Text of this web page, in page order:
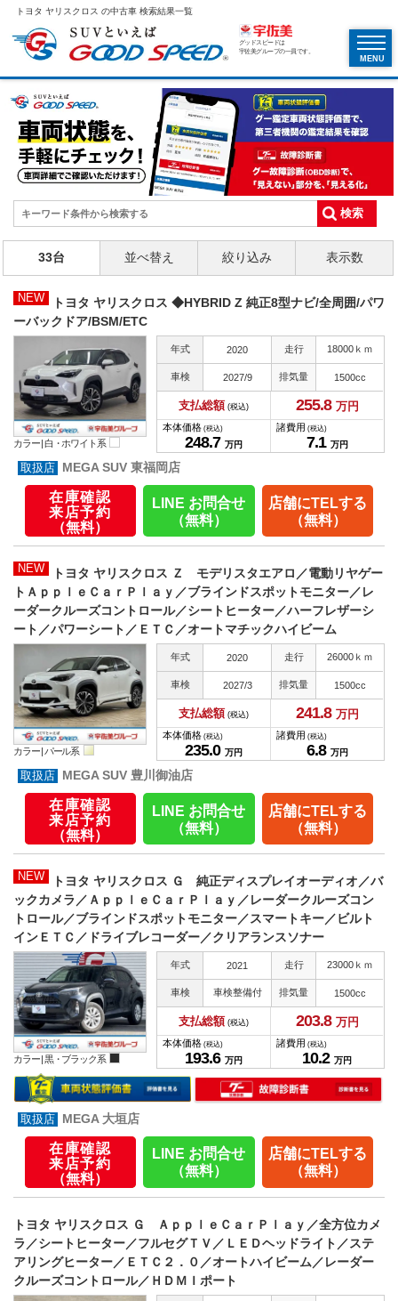
トヨタ ヤリスクロス の中古車 検索結果一覧
グッドスピードは
宇佐美グループの一員です。
MENU
33台 並べ替え 絞り込み 表示数
NEW
トヨタ ヤリスクロス ◆HYBRID Z 純正8型ナビ/全周囲/パワ
ーバックドア/BSM/ETC
カラー |白・ホワイト系
年式 2020 走行 18000ｋｍ
車検 2027/9 排気量 1500cc
支払総額 (税込) 255.8 万円
本体価格 (税込)
248.7 万円
諸費用 (税込)
7.1 万円
MEGA SUV 東福岡店
在庫確認
来店予約
（無料）
LINE お問合せ
（無料）
店舗にTELする
（無料）
NEW
トヨタ ヤリスクロス Ｚ モデリスタエアロ／電動リヤゲー
トＡｐｐｌｅＣａｒＰｌａｙ／ブラインドスポットモニター／レ
ーダークルーズコントロール／シートヒーター／ハーフレザーシ
ート／パワーシート／ＥＴＣ／オートマチックハイビーム
カラー | パール系
年式 2020 走行 26000ｋｍ
車検 2027/3 排気量 1500cc
支払総額 (税込) 241.8 万円
本体価格 (税込)
235.0 万円
諸費用 (税込)
6.8 万円
MEGA SUV 豊川御油店
在庫確認
来店予約
（無料）
LINE お問合せ
（無料）
店舗にTELする
（無料）
NEW
トヨタ ヤリスクロス Ｇ 純正ディスプレイオーディオ／バ
ックカメラ／ＡｐｐｌｅＣａｒＰｌａｙ／レーダークルーズコン
トロール／ブラインドスポットモニター／スマートキー／ビルト
インＥＴＣ／ドライブレコーダー／クリアランスソナー
カラー |黒・ブラック系
年式 2021 走行 23000ｋｍ
車検 車検整備付 排気量 1500cc
支払総額 (税込) 203.8 万円
本体価格 (税込)
193.6 万円
諸費用 (税込)
10.2 万円
MEGA 大垣店
在庫確認
来店予約
（無料）
LINE お問合せ
（無料）
店舗にTELする
（無料）
トヨタ ヤリスクロス Ｇ ＡｐｐｌｅＣａｒＰｌａｙ／全方位カメ
ラ／シートヒーター／フルセグＴＶ／ＬＥＤヘッドライト／ステ
アリングヒーター／ＥＴＣ２．０／オートハイビーム／レーダー
クルーズコントロール／ＨＤＭＩポート